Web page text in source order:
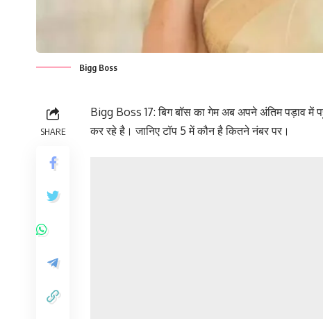
Bigg Boss
SHARE
Bigg Boss 17: बिग बॉस का गेम अब अपने अंतिम पड़ाव
कर रहे है। जानिए टॉप 5 में कौन है कितने नंबर पर।